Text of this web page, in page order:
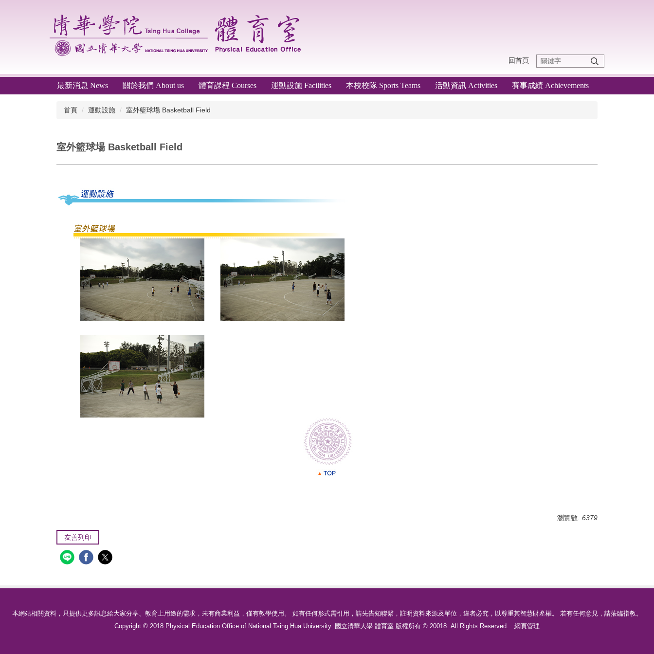
回首頁
最新消息 News 關於我們 About us 體育課程 Courses 運動設施 Facilities 本校校隊 Sports Teams 活動資訊 Activities 賽事成績 Achievements
首頁 運動設施 室外籃球場 Basketball Field
室外籃球場 Basketball Field
瀏覽數: 6379
友善列印
本網站相關資料，只提供更多訊息給大家分享、教育上用途的需求，未有商業利益，僅有教學使用。 如有任何形式需引用，請先告知聯繫，註明資料來源及單位，違者必究，以尊重其智慧財產權。 若有任何意見，請蒞臨指教。
Copyright © 2018 Physical Education Office of National Tsing Hua University. 國立清華大學 體育室 版權所有 © 20018. All Rights Reserved. 網頁管理